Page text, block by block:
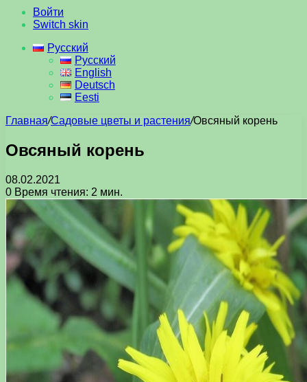
Войти
Switch skin
Русский
Русский
English
Deutsch
Eesti
Главная/Садовые цветы и растения/Овсяный корень
Овсяный корень
08.02.2021
0 Время чтения: 2 мин.